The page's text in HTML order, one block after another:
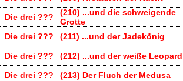
Die drei ???
(210) ...und die schweigende
Grotte
Die drei ??? (211) ...und der Jadekönig
Die drei ??? (212) ...und der weiße Leopard
Die drei ??? (213) Der Fluch der Medusa